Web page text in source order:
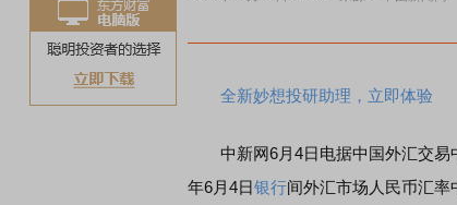
全新妙想投研助理，立即体验
中新网6月4日电据中国外汇交易
年6月4日银行间外汇市场人民币汇率